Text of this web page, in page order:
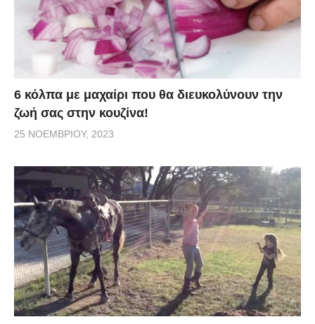
6 κόλπα με μαχαίρι που θα διευκολύνουν την
ζωή σας στην κουζίνα!
25 ΝΟΕΜΒΡΊΟΥ, 2023